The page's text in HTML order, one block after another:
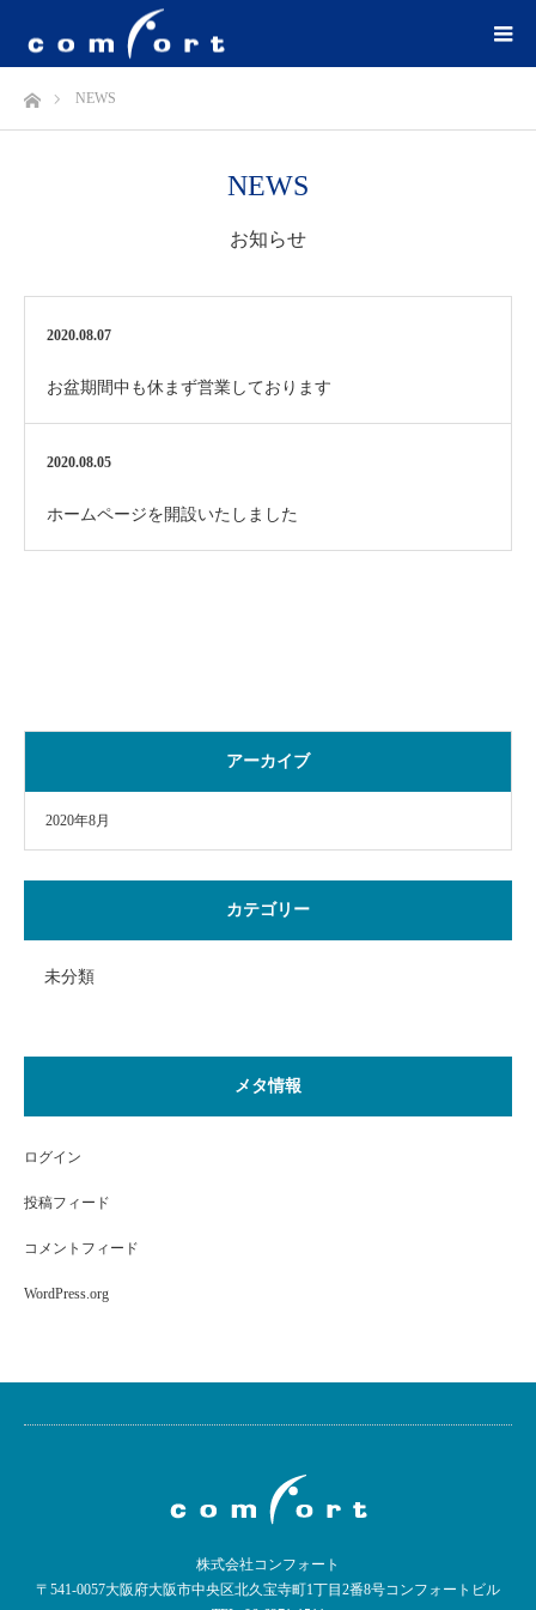
ホームNEWS
NEWS
お知らせ
2020.08.07
お盆期間中も休まず営業しております
2020.08.05
ホームページを開設いたしました
アーカイブ
2020年8月
カテゴリー
未分類
メタ情報
ログイン
投稿フィード
コメントフィード
WordPress.org
株式会社コンフォート
〒541-0057大阪府大阪市中央区北久宝寺町1丁目2番8号コンフォートビル